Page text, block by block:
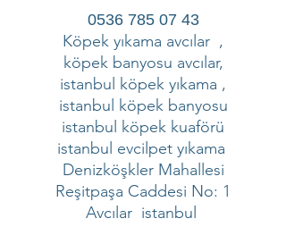
0536 785 07 43
Köpek yıkama avcılar ,
köpek banyosu avcılar,
istanbul köpek yıkama ,
istanbul köpek banyosu
istanbul köpek kuaförü
istanbul evcilpet yıkama
Denizköşkler Mahallesi
Reşitpaşa Caddesi No: 1
Avcılar istanbul